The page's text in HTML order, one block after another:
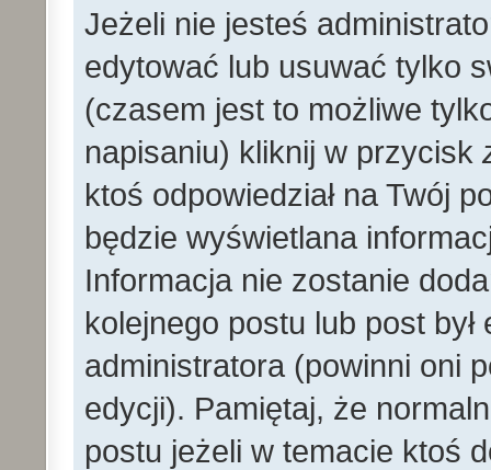
Jeżeli nie jesteś
edytować lub usuwać tylko
(czasem jest to możliwe
napisaniu) kliknij w przycisk
ktoś odpowiedział na Twój
będzie wyświetlana
Informacja nie zostanie
kolejnego postu lub post
administratora (powinni oni
edycji). Pamiętaj, że
postu jeżeli w temacie ktoś